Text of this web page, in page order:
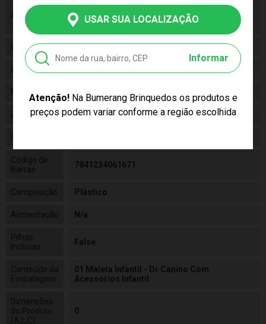
USAR SUA LOCALIZAÇÃO
Informar
Atenção!Na Bumerang Brinquedos os produtos e
preços podem variar conforme a região escolhida
Aviso
As cores podem variar entre as imagens
mostradas acima e o produto. Imagens
meramente ilustrativas.
Gênero Unissex
Categoria
Fabricante Roma Jensen
Brinquedo
Código
Código de
Barras
7841234061671
Composição Plástico
Alimentação N/a
Pilhas
Inclusas
False
Conteúdo da
Embalagem
01 Maleta Infantil - Dr Canino Com
Acessórios Infantil
0